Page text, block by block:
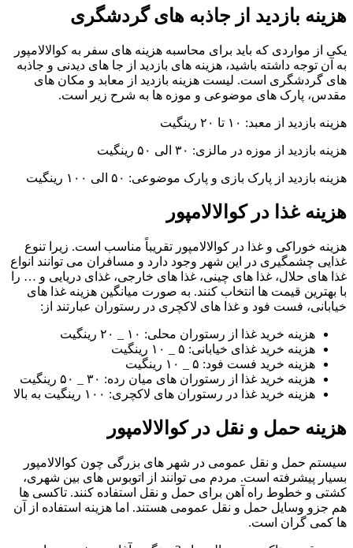
هزینه بازدید از جاذبه ‌های گردشگری
یکی از مواردی که باید برای محاسبه هزینه ‌های سفر به کوالالامپور
به آن توجه داشته باشید، هزینه ‌های بازدید از جا های دیدنی و جاذبه‌
های گردشگری است. لیست هزینه بازدید از معابد و مکان ‌های
مقدس، پارک‌ های موضوعی و موزه‌ ها به شرح زیر است.
هزینه بازدید از معبد: ۱۰ تا ۲۰ رینگیت
هزینه بازدید از موزه در مالزی: ۳۰ الی ۵۰ رینگیت
هزینه بازدید از پارک بازی و پارک موضوعی: ۵۰ الی ۱۰۰ رینگیت
هزینه غذا در کوالالامپور
هزینه خوراکی و غذا در کوالالامپور تقریباً مناسب است. زیرا تنوع
غذایی چشمگیری در این شهر وجود دارد و مسافران می‌ توانند انواع
غذا های حلال، غذا های چینی، غذا های خارجی، غذای دریایی و … را
با بهترین قیمت‌ ها انتخاب کنند. به صورت میانگین هزینه غذا های
خیابانی، فست فود و غذا های لاکچری در رستوران عبارتند از:
هزینه خرید غذا از رستوران محلی: ۱۰ _ ۲۰ رینگیت
هزینه خرید غذای خیابانی: ۵ _ ۱۰ رینگیت
هزینه خرید فست فود: ۵ _ ۱۰ رینگیت
هزینه خرید غذا از رستوران‌ های میان رده: ۳۰ _ ۵۰ رینگیت
هزینه خرید غذا در رستوران‌ های لاکچری: ۱۰۰ رینگیت به بالا
هزینه حمل و نقل در کوالالامپور
سیستم حمل و نقل عمومی در شهر های بزرگی چون کوالالامپور
بسیار پیشرفته است. مردم می‌ توانند از اتوبوس‌ های بین شهری،
کشتی و خطوط راه آهن برای حمل و نقل استفاده کنند. تاکسی‌ ها
هم جزو وسایل حمل و نقل عمومی هستند. اما هزینه استفاده از آن
ها کمی گران است.